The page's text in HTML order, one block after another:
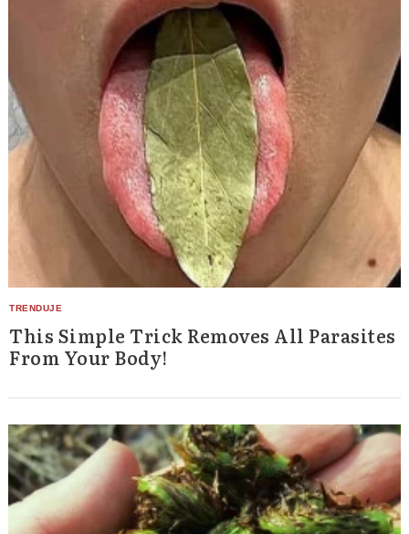
This Simple Trick Removes All Parasites
From Your Body!